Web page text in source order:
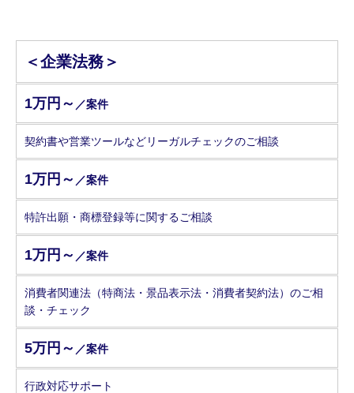
＜企業法務＞
1万円～ ／案件
契約書や営業ツールなどリーガルチェックのご相談
1万円～ ／案件
特許出願・商標登録等に関するご相談
1万円～ ／案件
消費者関連法（特商法・景品表示法・消費者契約法）のご相
談・チェック
5万円～ ／案件
行政対応サポート